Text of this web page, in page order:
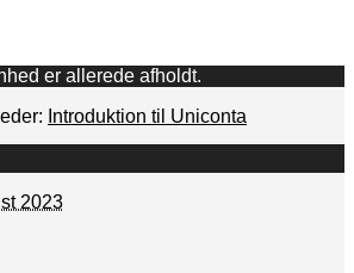
er allerede afholdt.
Introduktion til Uniconta
2023